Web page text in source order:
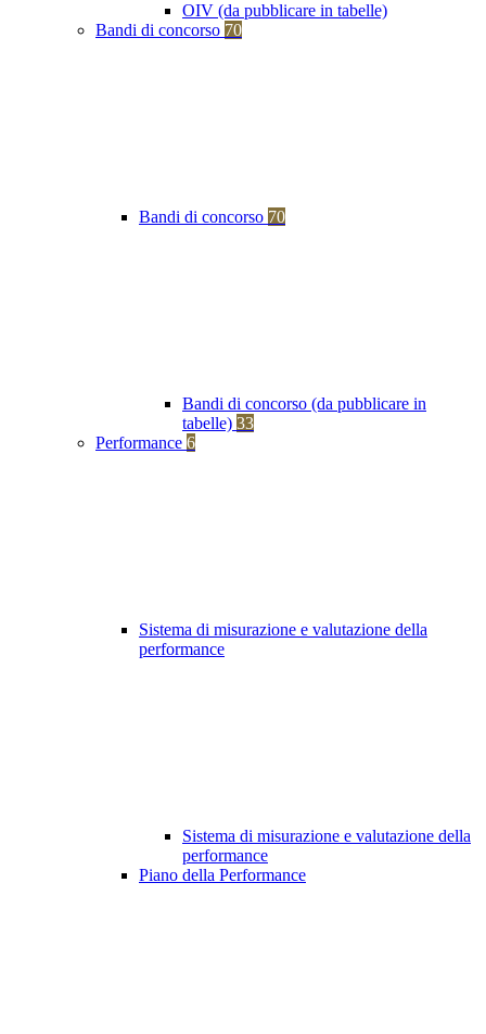
OIV (da pubblicare in tabelle)
Bandi di concorso 70
Bandi di concorso 70
Bandi di concorso (da pubblicare in
tabelle) 33
Performance 6
Sistema di misurazione e valutazione della
performance
Sistema di misurazione e valutazione della
performance
Piano della Performance